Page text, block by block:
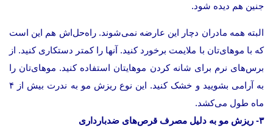
جنین هم دیده شود.
البته همه مادران دچار این عارضه نمی‌شوند. راه‌حل‌اش هم این است
که با موهای‌تان با ملایمت برخورد کنید. آنها را کمتر دستکاری کنید. از
برس‌های نرم برای شانه کردن موهایتان استفاده کنید. موهای‌تان را
به آرامی بشویید و خشک کنید. این نوع ریزش مو به ندرت بیش از ۴
ماه طول می‌کشد.
۳- ریزش مو به دلیل مصرف قرص‌های ضدبارداری